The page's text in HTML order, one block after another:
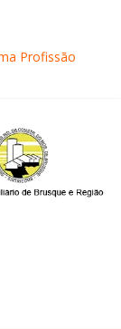
Profissão
do Café na
das contas do
da Nova